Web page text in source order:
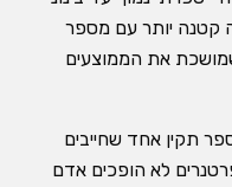
קטנה יותר עם מספר
את הממוצעים
תקין אחד שחייבים
לא הופכים אדם